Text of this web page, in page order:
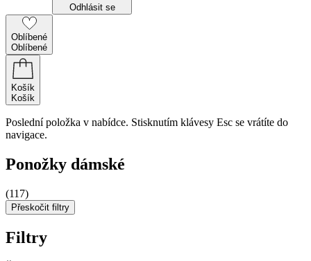
Odhlásit se
Oblíbené
Oblíbené
Košík
Košík
Poslední položka v nabídce. Stisknutím klávesy Esc se vrátíte do
navigace.
Ponožky dámské
(117)
Přeskočit filtry
Filtry